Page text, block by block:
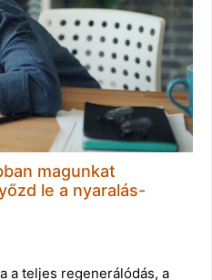
magunkat
le a nyaralás-
a teljes regenerálódás, a